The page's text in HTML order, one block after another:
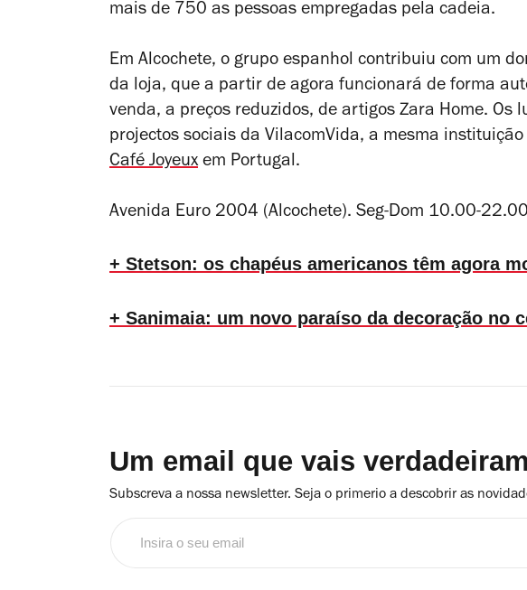
mais de 750 as pessoas empregadas pela cadeia.
Em Alcochete, o grupo espanhol contribuiu com um
da loja, que a partir de agora funcionará de forma
venda, a preços reduzidos, de artigos Zara Home. Os
projectos sociais da VilacomVida, a mesma
Café Joyeuxem Portugal.
Avenida Euro 2004 (Alcochete). Seg-Dom 10.00-22.00
+ Stetson: os chapéus americanos têm agora
+ Sanimaia: um novo paraíso da decoração no
Um email que vais
Subscreva a nossa newsletter. Seja o primerio a descobrir as